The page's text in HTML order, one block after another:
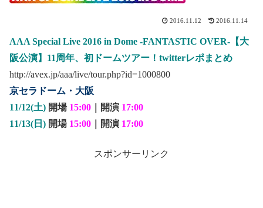
2016.11.12 2016.11.14
AAA Special Live 2016 in Dome -FANTASTIC OVER-【大
阪公演】11周年、初ドームツアー！twitterレポまとめ
http://avex.jp/aaa/live/tour.php?id=1000800
京セラドーム・大阪
11/12(土) 開場 15:00 ｜開演 17:00
11/13(日) 開場 15:00 ｜開演 17:00
スポンサーリンク